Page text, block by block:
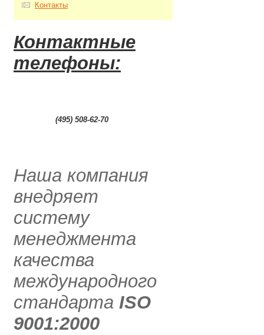
Контакты
Контактные
телефоны:
(495) 508-62-70
Наша компания
внедряет
систему
менеджмента
качества
международного
стандарта ISO
9001:2000